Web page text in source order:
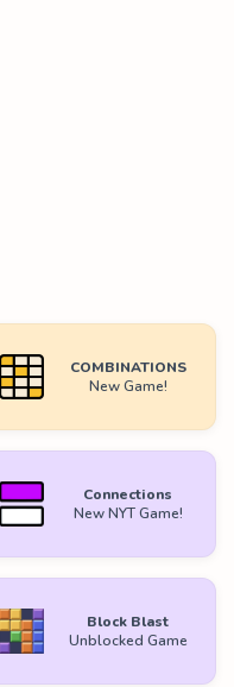
COMBINATIONS
New Game!
Connections
New NYT Game!
Block Blast
Unblocked Game